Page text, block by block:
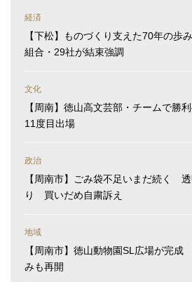
経済
【下松】ものづくり支えた70年の
組合・29社が結束強調
文化
【周南】徳山高文芸部・チームで勝
11度目出場
政治
【周南市】ごみ袋不足いまだ続く
り 買いだめ自粛訴え
地域
【周南市】徳山動物園SL広場が完
みも再開